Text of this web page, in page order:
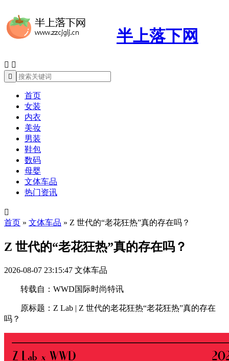
半上落下网
 

首页
女装
内衣
美妆
男装
鞋包
数码
母婴
文体车品
热门资讯

首页 » 文体车品 » Z 世代的“老花狂热”真的存在吗？
Z 世代的“老花狂热”真的存在吗？
2026-08-07 23:15:47 文体车品
转载自：WWD国际时尚特讯
原标题：Z Lab | Z 世代的老花狂热“老花狂热”真的存在
吗？